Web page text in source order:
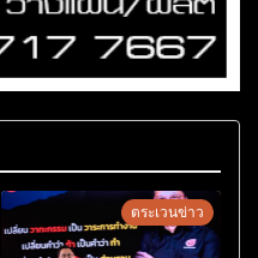
ตระเวนข่าว